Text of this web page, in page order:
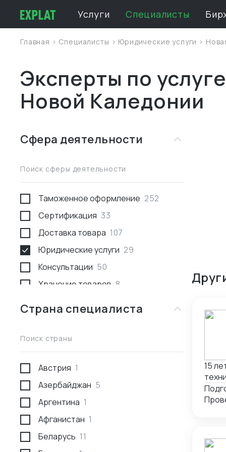
Услуги Специалисты
Главная > Специалисты > Юридические услуги >
Эксперты по
Новой Каледонии
Сфера деятельности
Поиск сферы деятельности
Таможенное оформление 252
Сертификация 33
Доставка товара 107
Юридические услуги 29
Консультации 50
Хранение товаров 8
Проведение переговоров
Сотрудники за границей 9
Разработка и производство
Проверка поставщика
Участие в выставках
Анализ рынка
Консалтинг по интеллектуальной
собственности
Страна специалиста
Поиск страны
Австрия 1
Азербайджан 5
Аргентина 1
Афганистан 1
Беларусь 11
15
подбором